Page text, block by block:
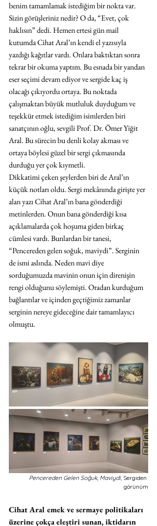
benim tamamlamak istediğim bir nokta var.
Sizin görüşleriniz nedir? O da, “Evet, çok
haklısın” dedi. Hemen ertesi gün mail
kutumda Cihat Aral’ın kendi el yazısıyla
yazdığı kağıtlar vardı. Onlara baktıktan sonra
tekrar bir okuma yaptım. Bu esnada bir yandan
eser seçimi devam ediyor ve sergide kaç iş
olacağı çıkıyordu ortaya. Bu noktada
çalışmaktan büyük mutluluk duyduğum ve
teşekkür etmek istediğim isimlerden biri
sanatçının oğlu, sevgili Prof. Dr. Ömer Yiğit
Aral. Bu sürecin bu denli kolay akması ve
ortaya böylesi güzel bir sergi çıkmasında
durduğu yer çok kıymetli.
Dikkatimi çeken şeylerden biri de Aral’ın
küçük notları oldu. Sergi mekânında girişte yer
alan yazı Cihat Aral’ın bana gönderdiği
metinlerden. Onun bana gönderdiği kısa
açıklamalarda çok hoşuma giden birkaç
cümlesi vardı. Bunlardan bir tanesi,
“Pencereden gelen soğuk, maviydi”. Serginin
de ismi aslında. Neden mavi diye
sorduğumuzda mavinin onun için direnişin
rengi olduğunu söylemişti. Oradan kurduğum
bağlantılar ve içinden geçtiğimiz zamanlar
serginin nereye gideceğine dair tamamlayıcı
olmuştu.
Pencereden Gelen Soğuk, Maviydi, Sergiden
görünüm
Cihat Aral emek ve sermaye politikaları
üzerine çokça eleştiri sunan, iktidarın